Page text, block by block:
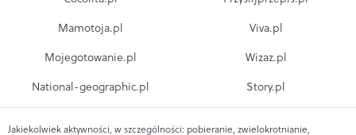
Mamotoja.pl
Mojegotowanie.pl
National-geographic.pl
Viva.pl
Wizaz.pl
Story.pl
Jakiekolwiek aktywności, w szczególności: pobieranie, zwielokrotnianie,